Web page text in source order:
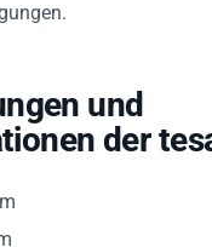
und
der